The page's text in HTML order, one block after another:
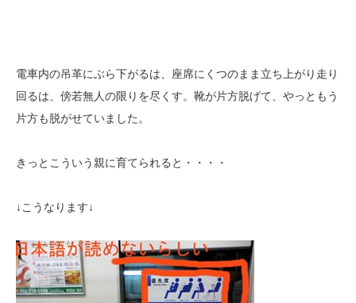
電車内の吊革にぶら下がるは、座席にくつのまま立ち上がり走り
回るは、傍若無人の限りを尽くす。靴が片方脱げて、やっともう
片方も脱がせていました。
きっとこういう親に育てられると・・・・
↓こうなります↓